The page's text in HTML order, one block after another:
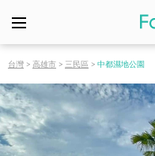
台灣 > 高雄市 > 三民區 > 中都濕地公園